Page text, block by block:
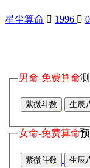
星尘算命  1996 
男命-免费算命
紫微斗数 生辰
女命-免费算命
紫微斗数 生辰